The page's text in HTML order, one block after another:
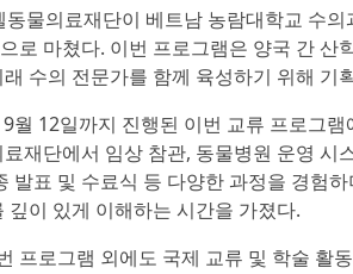
동물의료재단이 베트남 농람대학교 수
로 마쳤다. 이번 프로그램은 양국 간 산
수의 전문가를 함께 육성하기 위해 기
월 12일까지 진행된 이번 교류 프로그
재단에서 임상 참관, 동물병원 운영 시
발표 및 수료식 등 다양한 과정을 경험
깊이 있게 이해하는 시간을 가졌다.
프로그램 외에도 국제 교류 및 학술 활